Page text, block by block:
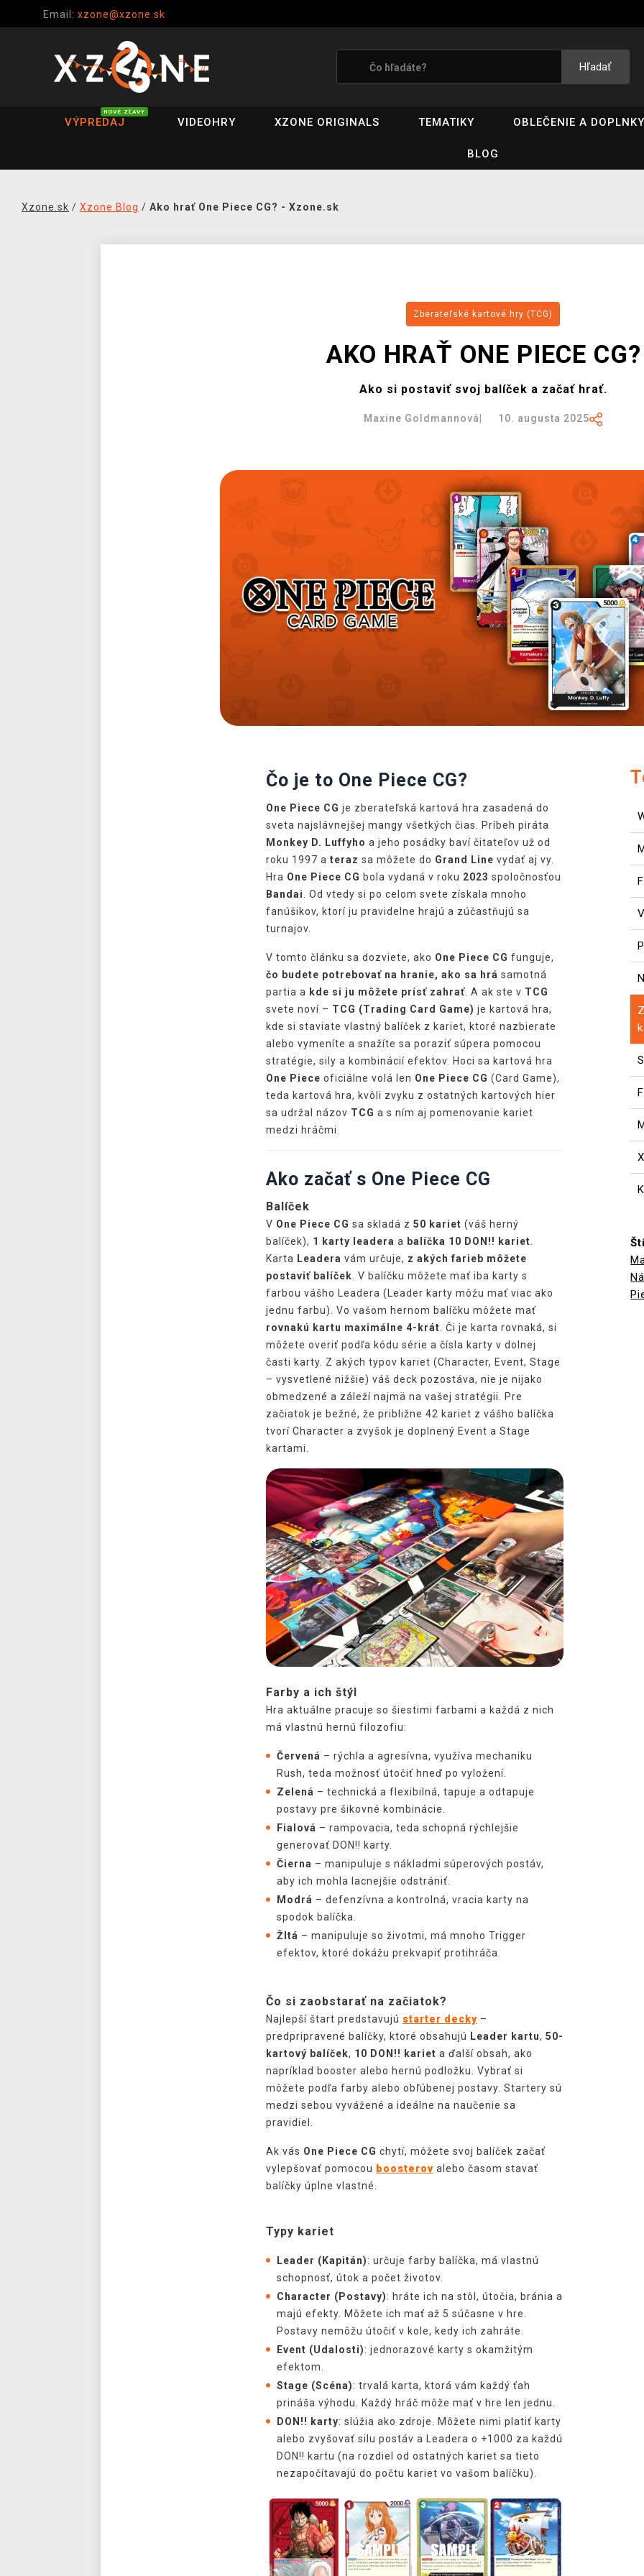
Email: xzone@xzone.sk
Hľadať
VÝPREDAJ
NOVÉ ZĽAVY
VIDEOHRY XZONE ORIGINALS TEMATIKY OBLEČENIE A DOPLNKY
BLOG
Xzone.sk / Xzone Blog / Ako hrať One Piece CG? - Xzone.sk
Zberateľské kartové hry (TCG)
AKO HRAŤ ONE PIECE CG?
Ako si postaviť svoj balíček a začať hrať.
Maxine Goldmannová 10. augusta 2025
Čo je to One Piece CG?
One Piece CG je zberateľská kartová hra zasadená do
sveta najslávnejšej mangy všetkých čias. Príbeh piráta
Monkey D. Luffyho a jeho posádky baví čitateľov už od
roku 1997 a teraz sa môžete do Grand Line vydať aj vy.
Hra One Piece CG bola vydaná v roku 2023 spoločnosťou
Bandai
. Od vtedy si po celom svete získala mnoho
fanúšikov, ktorí ju pravidelne hrajú a zúčastňujú sa
turnajov.
V tomto článku sa dozviete, ako One Piece CG funguje,
čo budete potrebovať na hranie, ako sa hrá samotná
partia a kde si ju môžete prísť zahrať. A ak ste v TCG
svete noví – TCG (Trading Card Game) je kartová hra,
kde si staviate vlastný balíček z kariet, ktoré nazbierate
alebo vymeníte a snažíte sa poraziť súpera pomocou
stratégie, sily a kombinácií efektov. Hoci sa kartová hra
One Piece oficiálne volá len One Piece CG (Card Game),
teda kartová hra, kvôli zvyku z ostatných kartových hier
sa udržal názov TCG a s ním aj pomenovanie kariet
medzi hráčmi.
Ako začať s One Piece CG
Balíček
V One Piece CG sa skladá z 50 kariet (váš herný
balíček), 1 karty leadera a balíčka 10 DON!! kariet
Karta Leadera vám určuje, z akých farieb môžete
postaviť balíček . V balíčku môžete mať iba karty s
farbou vášho Leadera (Leader karty môžu mať viac ako
jednu farbu). Vo vašom hernom balíčku môžete mať
rovnakú kartu maximálne 4-krát . Či je karta rovnaká, si
môžete overiť podľa kódu série a čísla karty v dolnej
časti karty. Z akých typov kariet (Character, Event, Stage
– vysvetlené nižšie) váš deck pozostáva, nie je nijako
obmedzené a záleží najmä na vašej stratégii. Pre
začiatok je bežné, že približne 42 kariet z vášho balíčka
tvorí Character a zvyšok je doplnený Event a Stage
kartami.
Farby a ich štýl
Hra aktuálne pracuje so šiestimi farbami a každá z nich
má vlastnú hernú filozofiu:
Červená – rýchla a agresívna, využíva mechaniku
Rush, teda možnosť útočiť hneď po vyložení.
Zelená – technická a flexibilná, tapuje a odtapuje
postavy pre šikovné kombinácie.
Fialová – rampovacia, teda schopná rýchlejšie
generovať DON!! karty.
Čierna – manipuluje s nákladmi súperových postáv,
aby ich mohla lacnejšie odstrániť.
Modrá – defenzívna a kontrolná, vracia karty na
spodok balíčka.
Žltá – manipuluje so životmi, má mnoho Trigger
efektov, ktoré dokážu prekvapiť protihráča.
Čo si zaobstarať na začiatok?
Najlepší štart predstavujú starter decky–
predpripravené balíčky, ktoré obsahujú Leader kartu, 50-
kartový balíček, 10 DON!! kariet a ďalší obsah, ako
napríklad booster alebo hernú podložku. Vybrať si
môžete podľa farby alebo obľúbenej postavy. Startery sú
medzi sebou vyvážené a ideálne na naučenie sa
pravidiel.
Ak vás One Piece CG chytí, môžete svoj balíček začať
vylepšovať pomocou boosterovalebo časom stavať
balíčky úplne vlastné.
Typy kariet
Leader (Kapitán): určuje farby balíčka, má vlastnú
schopnosť, útok a počet životov.
Character (Postavy): hráte ich na stôl, útočia, bránia a
majú efekty. Môžete ich mať až 5 súčasne v hre.
Postavy nemôžu útočiť v kole, kedy ich zahráte.
Event (Udalosti): jednorazové karty s okamžitým
efektom.
Stage (Scéna): trvalá karta, ktorá vám každý ťah
prináša výhodu. Každý hráč môže mať v hre len jednu.
DON!! karty: slúžia ako zdroje. Môžete nimi platiť karty
alebo zvyšovať silu postáv a Leadera o +1000 za každú
DON!! kartu (na rozdiel od ostatných kariet sa tieto
nezapočítavajú do počtu kariet vo vašom balíčku).